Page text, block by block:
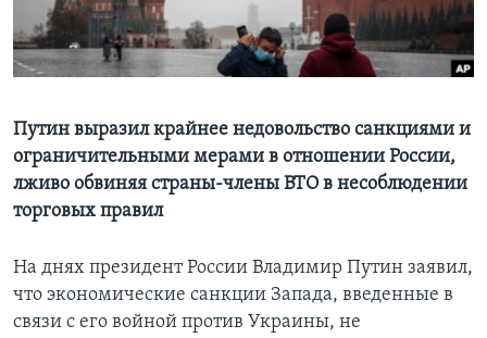
Learning English
Путин выразил крайнее недовольство санкциями и
ограничительными мерами в отношении России,
лживо обвиняя страны-члены ВТО в несоблюдении
торговых правил
На днях президент России Владимир Путин заявил,
что экономические санкции Запада, введенные в
связи с его войной против Украины, не